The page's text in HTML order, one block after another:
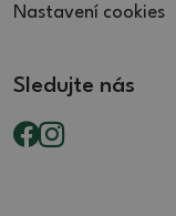
Nastavení cookies
Sledujte nás